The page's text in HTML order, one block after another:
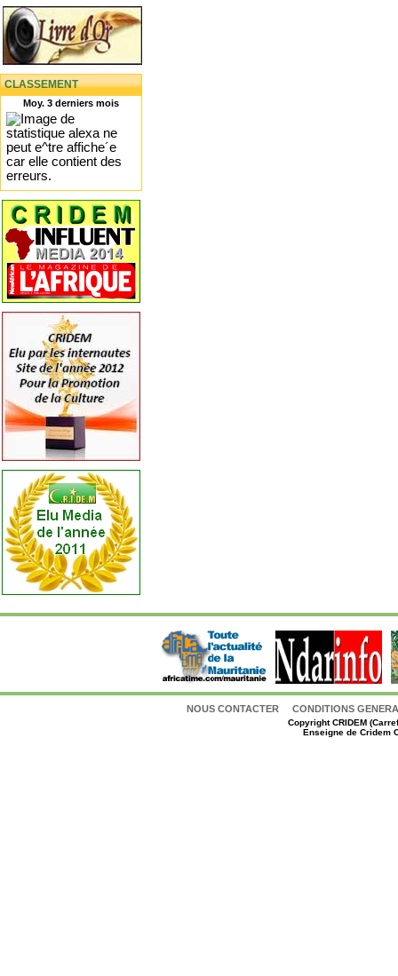
CLASSEMENT
Moy. 3 derniers mois
NOUS CONTACTER CONDITIONS
CopyrightCRIDEM
Enseigne de Cridem